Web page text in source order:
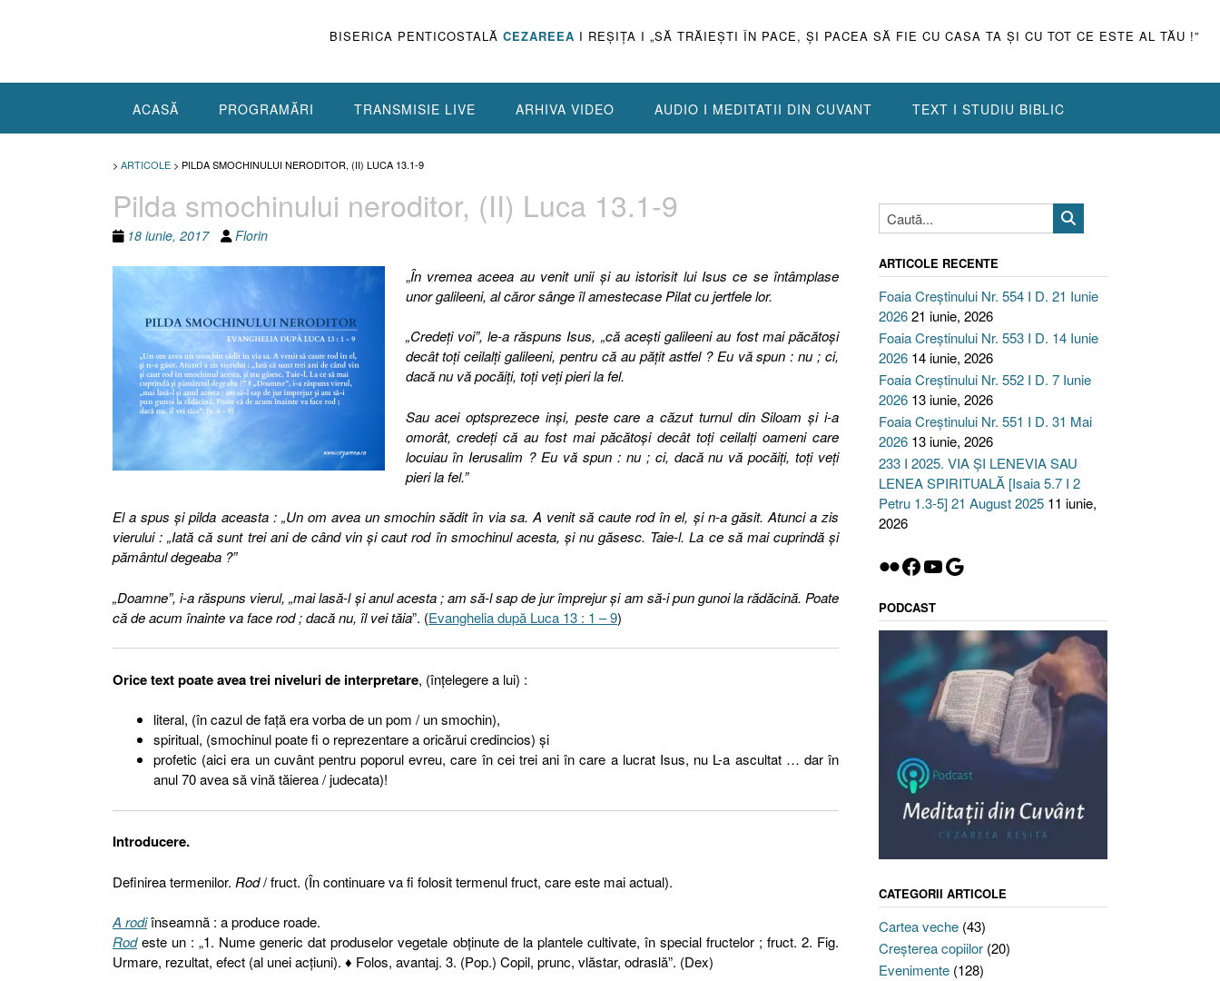
BISERICA PENTICOSTALĂ CEZAREEA I REŞIŢA I „SĂ TRĂIEŞTI ÎN PACE, ŞI PACEA SĂ FIE CU CASA TA ŞI CU TOT CE ESTE AL TĂU !”
ACASĂ PROGRAMĂRI TRANSMISIE LIVE ARHIVA VIDEO AUDIO I MEDITATII DIN CUVANT TEXT I STUDIU BIBLIC
> ARTICOLE > PILDA SMOCHINULUI NERODITOR, (II) LUCA 13.1-9
Pilda smochinului neroditor, (II) Luca 13.1-9
18 iunie, 2017 Florin
„În vremea aceea au venit unii şi au istorisit lui Isus ce se întâmplase
unor galileeni, al căror sânge îl amestecase Pilat cu jertfele lor.
„Credeţi voi”, le-a răspuns Isus, „că aceşti galileeni au fost mai păcătoşi
decât toţi ceilalţi galileeni, pentru că au păţit astfel ? Eu vă spun : nu ; ci,
dacă nu vă pocăiţi, toţi veţi pieri la fel.
Sau acei optsprezece inşi, peste care a căzut turnul din Siloam şi i-a
omorât, credeţi că au fost mai păcătoşi decât toţi ceilalţi oameni care
locuiau în Ierusalim ? Eu vă spun : nu ; ci, dacă nu vă pocăiţi, toţi veţi
pieri la fel.”
El a spus şi pilda aceasta : „Un om avea un smochin sădit în via sa. A venit să caute rod în el, şi n-a găsit. Atunci a zis
vierului : „Iată că sunt trei ani de când vin şi caut rod în smochinul acesta, şi nu găsesc. Taie-l. La ce să mai cuprindă şi
pământul degeaba ?”
„Doamne”, i-a răspuns vierul, „mai lasă-l şi anul acesta ; am să-l sap de jur împrejur şi am să-i pun gunoi la rădăcină. Poate
că de acum înainte va face rod ; dacă nu, îl vei tăia”. (Evanghelia după Luca 13 : 1 – 9)
Orice text poate avea trei niveluri de interpretare, (înţelegere a lui) :
literal, (în cazul de faţă era vorba de un pom / un smochin),
spiritual, (smochinul poate fi o reprezentare a oricărui credincios) şi
profetic (aici era un cuvânt pentru poporul evreu, care în cei trei ani în care a lucrat Isus, nu L-a ascultat … dar în
anul 70 avea să vină tăierea / judecata)!
Introducere.
Definirea termenilor. Rod/ fruct. (În continuare va fi folosit termenul fruct, care este mai actual).
A rodiînseamnă : a produce roade.
Rodeste un : „1. Nume generic dat produselor vegetale obținute de la plantele cultivate, în special fructelor ; fruct. 2. Fig.
Urmare, rezultat, efect (al unei acțiuni). ♦ Folos, avantaj. 3. (Pop.) Copil, prunc, vlăstar, odraslă”. (Dex)
ARTICOLE RECENTE
Foaia Creștinului Nr. 554 I D. 21 Iunie
202621 iunie, 2026
Foaia Creștinului Nr. 553 I D. 14 Iunie
2026 14 iunie, 2026
Foaia Creștinului Nr. 552 I D. 7 Iunie
2026 13 iunie, 2026
Foaia Creștinului Nr. 551 I D. 31 Mai
2026 13 iunie, 2026
233 I 2025. VIA ȘI LENEVIA SAU
LENEA SPIRITUALĂ [Isaia 5.7 I 2
Petru 1.3-5] 21 August 2025 11 iunie,
2026
Flickr
Facebook
YouTube
Google
PODCAST
CATEGORII ARTICOLE
Cartea veche(43)
Creşterea copiilor(20)
Evenimente(128)